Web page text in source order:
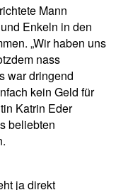
Mann
Enkeln in den
„Wir haben uns
nass
war dringend
kein Geld für
Katrin Eder
beliebten
ja direkt